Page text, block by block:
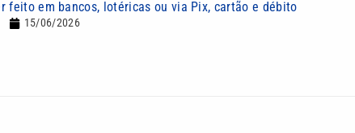
feito em bancos, lotéricas ou via Pix, cartão e débito
15/06/2026